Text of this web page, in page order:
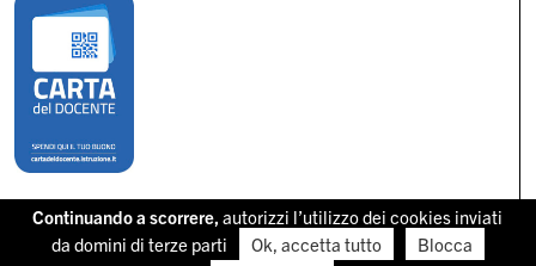
Continuando a scorrere, autorizzi l’utilizzo dei cookies inviati
da domini di terze parti
Ok, accetta tutto
Blocca